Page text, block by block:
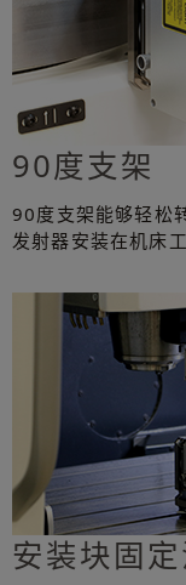
90度支架
90度支架能够轻松
发射器安装在机床
安装块固定